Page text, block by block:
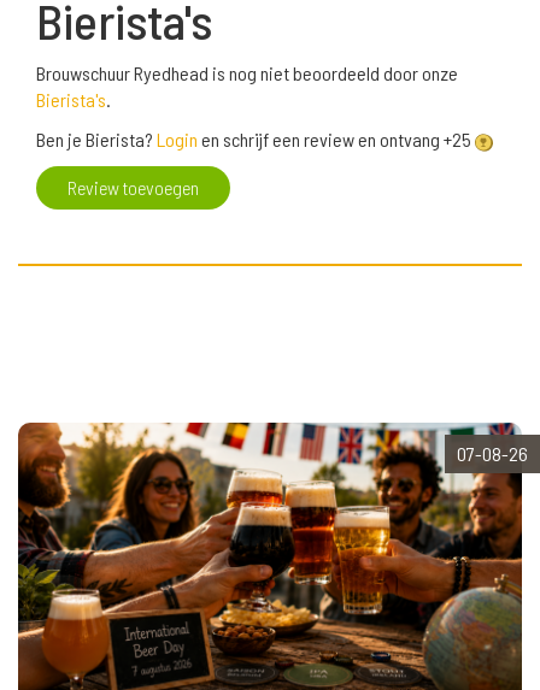
Bierista's
Brouwschuur Ryedhead is nog niet beoordeeld door onze
Bierista's.
Ben je Bierista? Login en schrijf een review en ontvang +25
Review toevoegen
07-08-26